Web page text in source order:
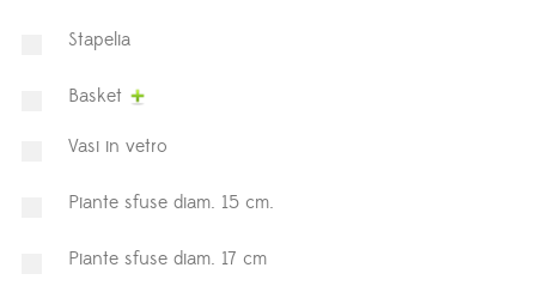
Stapelia
Basket
Vasi in vetro
Piante sfuse diam. 15 cm.
Piante sfuse diam. 17 cm